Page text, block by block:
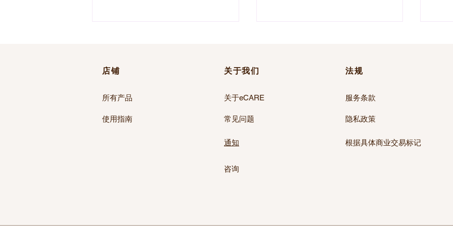
针对夏季毛孔与皮脂问题的肌
夏季来临前做好准备：预防紫
店铺
所有产品
使用指南
关于我们
关于eCARE
常见问题
通知
法规
服务条款
隐私政策
根据具体商业交易标记
​咨询